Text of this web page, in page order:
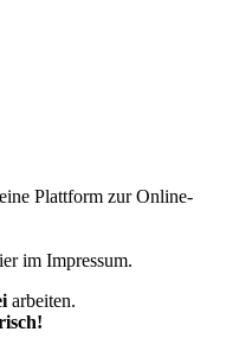
Plattform zur Online-
im Impressum.
arbeiten.